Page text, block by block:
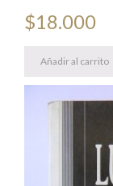
$18.000
Añadir al carrito